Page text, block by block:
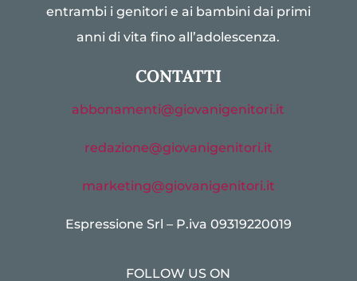
entrambi i genitori e ai bambini dai primi
anni di vita fino all’adolescenza.
CONTATTI
abbonamenti@giovanigenitori.it
redazione@giovanigenitori.it
marketing@giovanigenitori.it
Espressione Srl – P.iva 09319220019
FOLLOW US ON